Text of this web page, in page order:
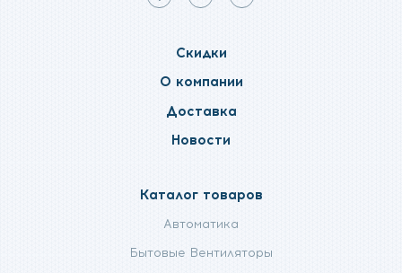
Мы
facebook
Мы
telegram
Мы
Скидки
О компании
Доставка
Новости
Каталог товаров
Автоматика
Бытовые Вентиляторы